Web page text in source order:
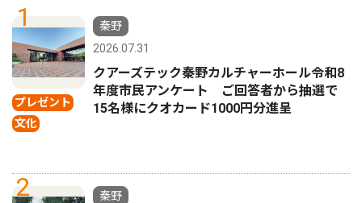
1
プレゼント
文化
秦野
2026.07.31
クアーズテック秦野カルチャーホール令和8
年度市民アンケート ご回答者から抽選で
15名様にクオカード1000円分進呈
2
秦野